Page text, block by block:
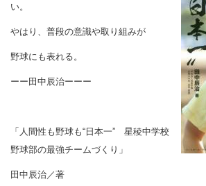
い。
やはり、普段の意識や取り組みが
野球にも表れる。
ーー田中辰治ーーー
「人間性も野球も“日本一” 星稜中学校
野球部の最強チームづくり」
田中辰治／著